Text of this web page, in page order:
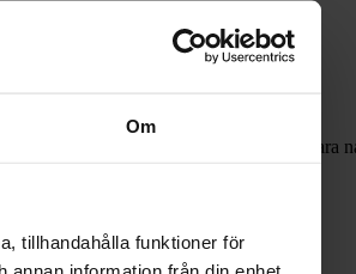
Om
tillhandahålla funktioner för
bygga och visualisera tidplaner på bara